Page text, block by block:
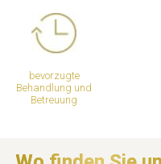
bevorzugte
Behandlung und
Betreuung